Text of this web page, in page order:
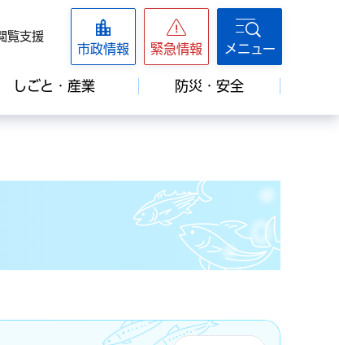
覧支援
市政情報 緊急情報 メニュー
しごと・産業 防災・安全